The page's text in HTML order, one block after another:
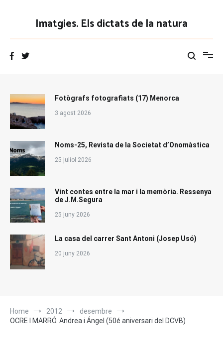
Imatgies. Els dictats de la natura
Fotògrafs fotografiats (17) Menorca
3 agost 2026
Noms-25, Revista de la Societat d’Onomàstica
25 juliol 2026
Vint contes entre la mar i la memòria. Ressenya
de J.M.Segura
25 juny 2026
La casa del carrer Sant Antoni (Josep Usó)
20 juny 2026
Home 2012
desembre
OCRE I MARRÓ. Andrea i Ángel (50é aniversari del DCVB)